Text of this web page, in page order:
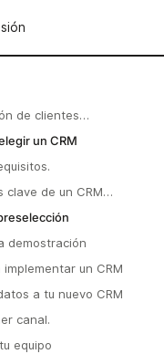
de clientes
para
20 y 50 personas
un CRM
clave de un CRM
clientes
demostración
un CRM
a tu nuevo CRM
canal.
equipo